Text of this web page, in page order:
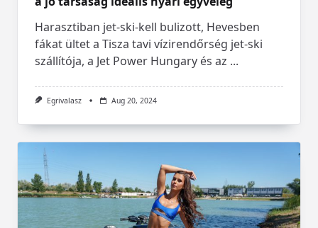
Harasztiban jet-ski-kell bulizott, Hevesben
fákat ültet a Tisza tavi vízirendőrség jet-ski
szállítója, a Jet Power Hungary és az ...
Egrivalasz Aug 20, 2024